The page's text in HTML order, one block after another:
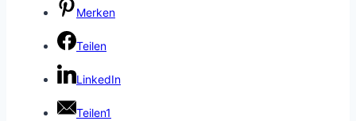
Merken
Teilen
LinkedIn
Teilen1